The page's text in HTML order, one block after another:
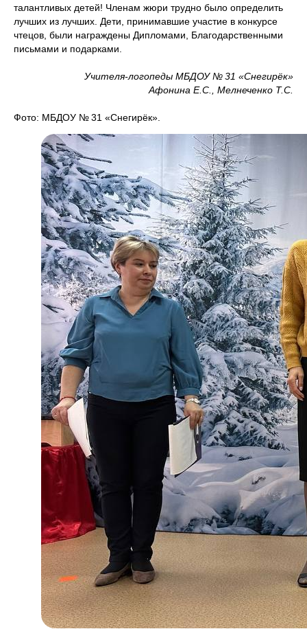
талантливых детей! Членам жюри трудно было определить
лучших из лучших. Дети, принимавшие участие в конкурсе
чтецов, были награждены Дипломами, Благодарственными
письмами и подарками.
Учителя-логопеды МБДОУ № 31 «Снегирёк»
Афонина Е.С., Мелнеченко Т.С.
Фото: МБДОУ № 31 «Снегирёк».